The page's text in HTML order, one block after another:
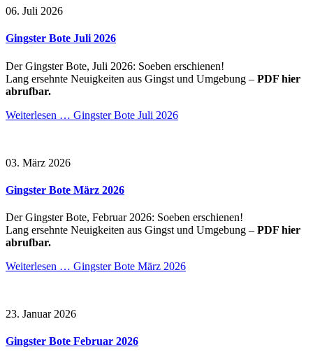
06. Juli 2026
Gingster Bote Juli 2026
Der Gingster Bote, Juli 2026: Soeben erschienen!
Lang ersehnte Neuigkeiten aus Gingst und Umgebung – PDF hier
abrufbar.
Weiterlesen … Gingster Bote Juli 2026
03. März 2026
Gingster Bote März 2026
Der Gingster Bote, Februar 2026: Soeben erschienen!
Lang ersehnte Neuigkeiten aus Gingst und Umgebung – PDF hier
abrufbar.
Weiterlesen … Gingster Bote März 2026
23. Januar 2026
Gingster Bote Februar 2026